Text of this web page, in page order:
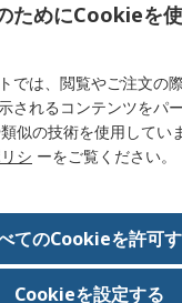
採用情報
お知ら
コーポレ
RSの歴史
（英語）
認証につ
ためにCookieを
では、閲覧やご注文の
されるコンテンツをパ
似の技術を使用してい
シ ーをご覧ください。
てのCookieを許可
Cookieを設定する